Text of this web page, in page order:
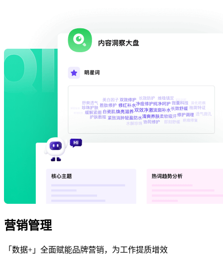
营销管理
「数据+」全面赋能品牌营销，为工作提质增效